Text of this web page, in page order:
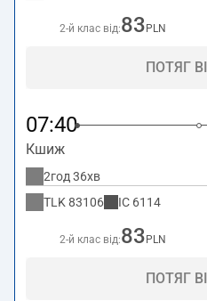
2-й клас від:83 PLN
ПОТЯГ
07:40
Кшиж
2год 36хв
TLK 83106 IC 6114
2-й клас від:83 PLN
ПОТЯГ